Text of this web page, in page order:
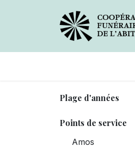
Plage d'années
Points de service
Amos